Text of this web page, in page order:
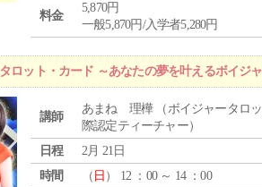
料金
5,870円
一般5,870円/入学者5,280円
ロット・カード ～あなたの夢を叶えるボイジ
講師
あまね 理樺 （ボイジャータロ
際認定ティーチャー）
日程
2月 21日
時間
（ 日 ） 12 ：00 ～ 14 ：00